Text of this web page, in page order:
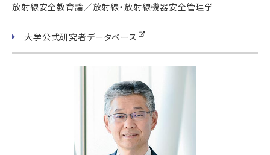
放射線安全教育論／放射線・放射線機器安全管理学
大学公式研究者データベース